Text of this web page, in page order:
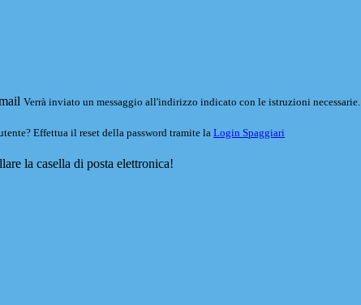
Verrà inviato un messaggio all'indirizzo indicato con le istruzioni necessarie.
Effettua il reset della password tramite la Login Spaggiari
la casella di posta elettronica!